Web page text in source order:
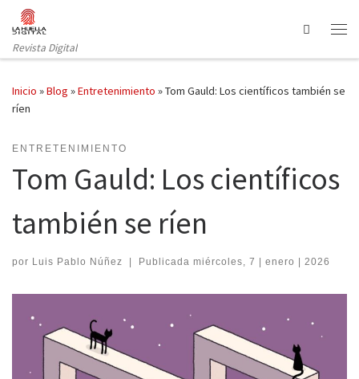
Saltar al contenido
Revista Digital
Search
Inicio »Blog »Entretenimiento »Tom Gauld: Los científicos también se
ríen
ENTRETENIMIENTO
Tom Gauld: Los científicos
también se ríen
por Luis Pablo Núñez | Publicada miércoles, 7 | enero | 2026